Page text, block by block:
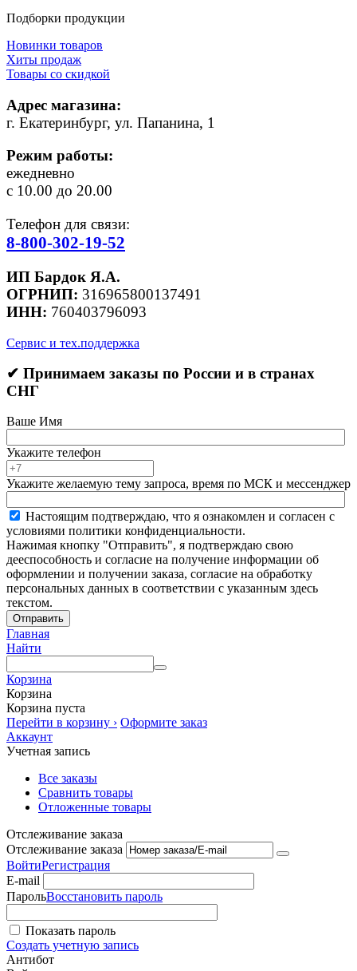
Подборки продукции
Новинки товаров
Хиты продаж
Товары со скидкой
Адрес магазина:
г. Екатеринбург, ул. Папанина, 1
Режим работы:
ежедневно
с 10.00 до 20.00
Телефон для связи:
8-800-302-19-52
ИП Бардок Я.А.
ОГРНИП: 316965800137491
ИНН: 760403796093
Сервис и тех.поддержка
✔ Принимаем заказы по России и в странах
СНГ
Ваше Имя
Укажите телефон
Укажите желаемую тему запроса, время по МСК и мессенджер
Настоящим подтверждаю, что я ознакомлен и согласен с
условиями политики конфиденциальности.
Нажимая кнопку "Отправить", я подтверждаю свою
дееспособность и согласие на получение информации об
оформлении и получении заказа, согласие на обработку
персональных данных в соответствии с указанным здесь
текстом.
Отправить
Главная
Найти
Корзина
Корзина
Корзина пуста
Перейти в корзину › Оформите заказ
Аккаунт
Учетная запись
Все заказы
Сравнить товары
Отложенные товары
Отслеживание заказа
Отслеживание заказа
ВойтиРегистрация
E-mail
ПарольВосстановить пароль
Показать пароль
Создать учетную запись
Антибот